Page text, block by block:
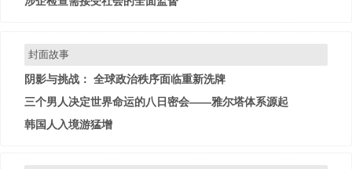
封面故事
阴影与挑战： 全球政治秩序面临重新洗牌
三个男人决定世界命运的八日密会——雅尔塔体系源起
韩国人入境游猛增